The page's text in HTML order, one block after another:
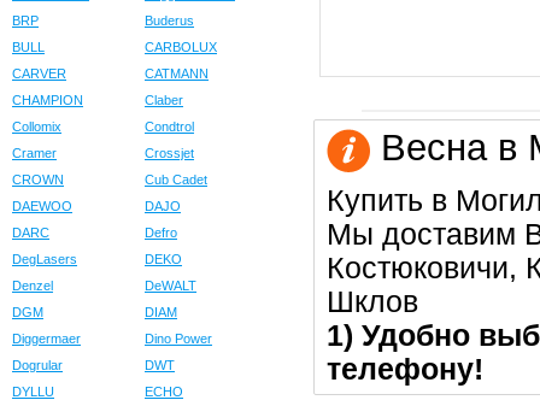
BRP
Buderus
BULL
CARBOLUX
CARVER
CATMANN
CHAMPION
Claber
Collomix
Condtrol
Cramer
Crossjet
CROWN
Cub Cadet
DAEWOO
DAJO
DARC
Defro
DegLasers
DEKO
Denzel
DeWALT
DGM
DIAM
Diggermaer
Dino Power
Dogrular
DWT
DYLLU
ECHO
Весна в
Купить в
Мы доставим
Костюковичи,
Шклов
1) Удобно
телефону!